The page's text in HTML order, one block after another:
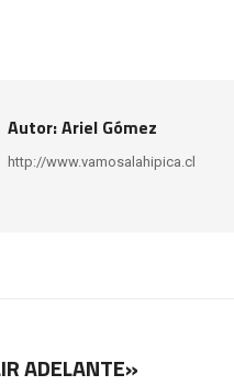
Autor:Ariel Gómez
http://www.vamosalahipica.cl
ADELANTE»